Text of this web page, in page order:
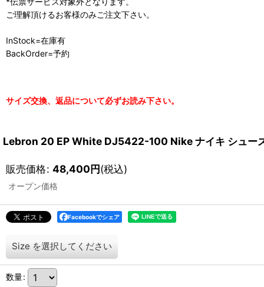
ご理解頂けるお客様のみご注文下さい。
InStock=在庫有
BackOrder=予約
サイズ交換、返品について必ずお読み下さい。
Lebron 20 EP White DJ5422-100 Nike ナイキ シュー
販売価格: 48,400円(税込)
オープン価格
Facebookでシェア
Size を選択してください
数量: